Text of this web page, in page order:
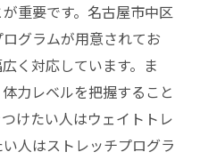
重要です。名古屋市中区
グラムが用意されてお
く対応しています。ま
力レベルを把握すること
けたい人はウェイトトレ
人はストレッチプログラ